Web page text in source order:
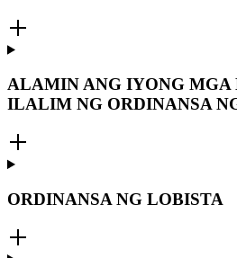
ALAMIN ANG IYONG MGA
ILALIM NG ORDINANSA
ORDINANSA NG LOBISTA